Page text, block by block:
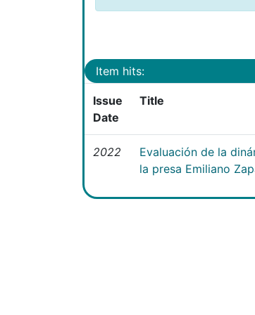
Item hits:
Issue
Date
Title
2022
Evaluación de la
la presa Emiliano